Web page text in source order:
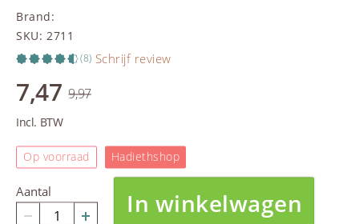
Brand:
SKU: 2711
(8) Schrijf review
7,47 9,97
Incl. BTW
Op voorraad Hadiethshop
Aantal In winkelwagen